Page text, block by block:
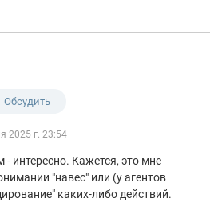
Обсудить
2025 г. 23:54
- интересно. Кажется, это мне
"навес" или (у агентов
каких-либо действий.